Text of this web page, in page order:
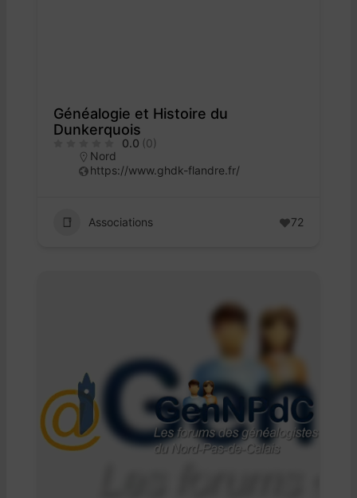
Généalogie et Histoire du
Dunkerquois
0.0 (0)
Nord
https://www.ghdk-flandre.fr/
Associations 72